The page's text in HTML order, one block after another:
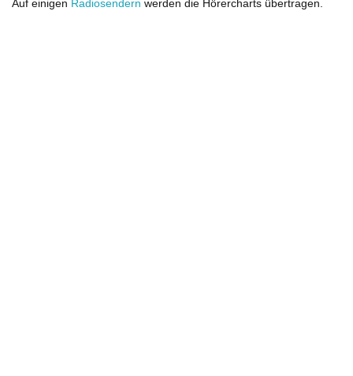
Auf einigen Radiosendern werden die Hörercharts übertragen.